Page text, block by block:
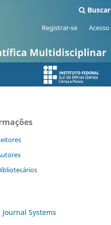
Buscar
Registrar-se Acesso
Systems